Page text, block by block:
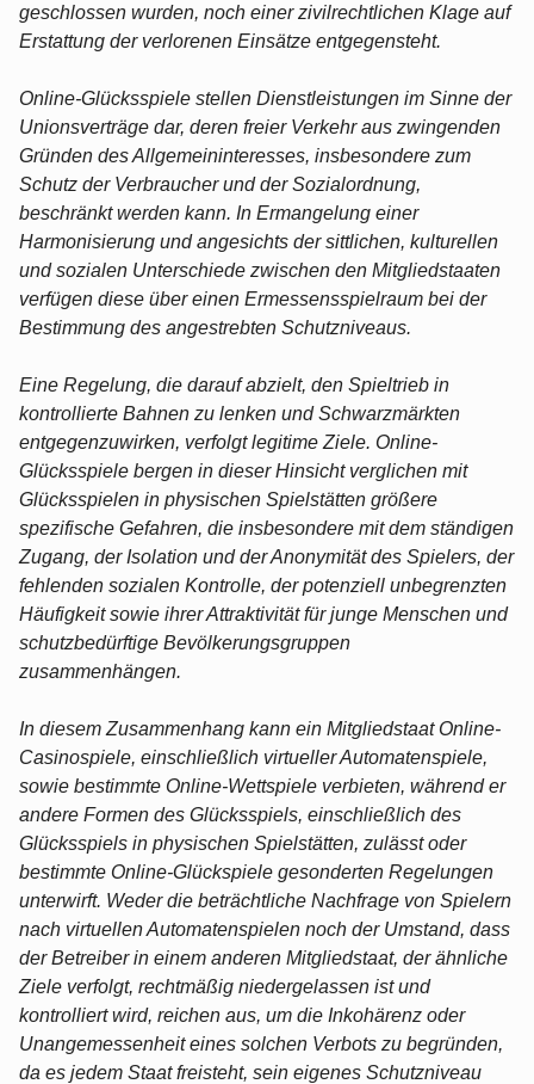
geschlossen wurden, noch einer zivilrechtlichen Klage auf
Erstattung der verlorenen Einsätze entgegensteht.
Online-Glücksspiele stellen Dienstleistungen im Sinne der
Unionsverträge dar, deren freier Verkehr aus zwingenden
Gründen des Allgemeininteresses, insbesondere zum
Schutz der Verbraucher und der Sozialordnung,
beschränkt werden kann. In Ermangelung einer
Harmonisierung und angesichts der sittlichen, kulturellen
und sozialen Unterschiede zwischen den Mitgliedstaaten
verfügen diese über einen Ermessensspielraum bei der
Bestimmung des angestrebten Schutzniveaus.
Eine Regelung, die darauf abzielt, den Spieltrieb in
kontrollierte Bahnen zu lenken und Schwarzmärkten
entgegenzuwirken, verfolgt legitime Ziele. Online-
Glücksspiele bergen in dieser Hinsicht verglichen mit
Glücksspielen in physischen Spielstätten größere
spezifische Gefahren, die insbesondere mit dem ständigen
Zugang, der Isolation und der Anonymität des Spielers, der
fehlenden sozialen Kontrolle, der potenziell unbegrenzten
Häufigkeit sowie ihrer Attraktivität für junge Menschen und
schutzbedürftige Bevölkerungsgruppen
zusammenhängen.
In diesem Zusammenhang kann ein Mitgliedstaat Online-
Casinospiele, einschließlich virtueller Automatenspiele,
sowie bestimmte Online-Wettspiele verbieten, während er
andere Formen des Glücksspiels, einschließlich des
Glücksspiels in physischen Spielstätten, zulässt oder
bestimmte Online-Glückspiele gesonderten Regelungen
unterwirft. Weder die beträchtliche Nachfrage von Spielern
nach virtuellen Automatenspielen noch der Umstand, dass
der Betreiber in einem anderen Mitgliedstaat, der ähnliche
Ziele verfolgt, rechtmäßig niedergelassen ist und
kontrolliert wird, reichen aus, um die Inkohärenz oder
Unangemessenheit eines solchen Verbots zu begründen,
da es jedem Staat freisteht, sein eigenes Schutzniveau